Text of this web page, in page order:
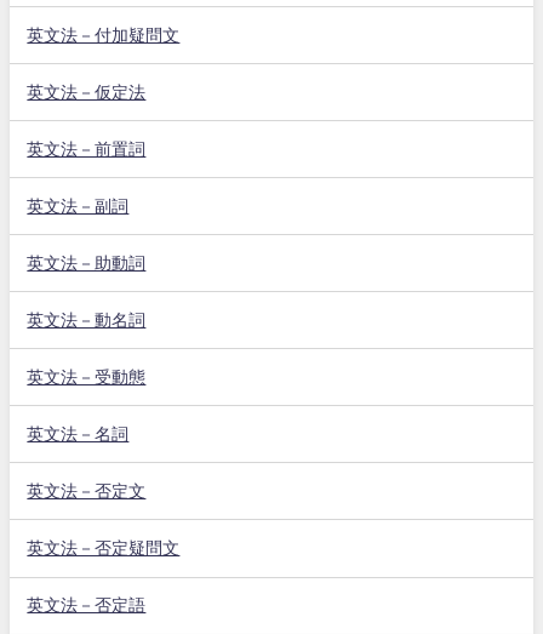
英文法－付加疑問文
英文法－仮定法
英文法－前置詞
英文法－副詞
英文法－助動詞
英文法－動名詞
英文法－受動態
英文法－名詞
英文法－否定文
英文法－否定疑問文
英文法－否定語